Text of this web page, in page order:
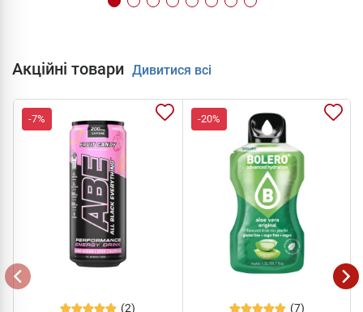
Акційні товари Дивитися всі
-7%
(2)
-20%
(7)